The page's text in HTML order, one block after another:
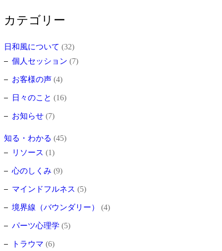
カテゴリー
日和風について (32)
個人セッション (7)
お客様の声 (4)
日々のこと (16)
お知らせ (7)
知る・わかる (45)
リソース (1)
心のしくみ (9)
マインドフルネス (5)
境界線（バウンダリー） (4)
パーツ心理学 (5)
トラウマ (6)